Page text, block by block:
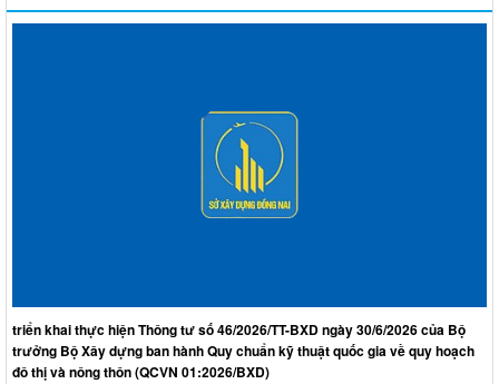
triển khai thực hiện Thông tư số 46/2026/TT-BXD ngày 30/6/2026 của Bộ
trưởng Bộ Xây dựng ban hành Quy chuẩn kỹ thuật quốc gia về quy hoạch
đô thị và nông thôn (QCVN 01:2026/BXD)